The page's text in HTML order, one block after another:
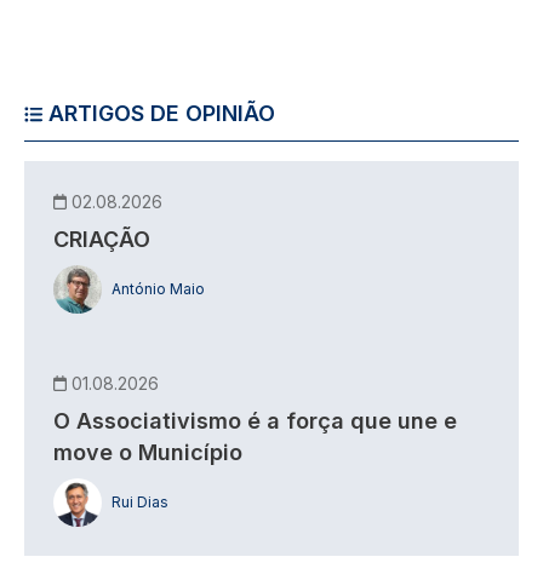
ARTIGOS DE OPINIÃO
02.08.2026
CRIAÇÃO
António Maio
01.08.2026
O Associativismo é a força que une e
move o Município
Rui Dias